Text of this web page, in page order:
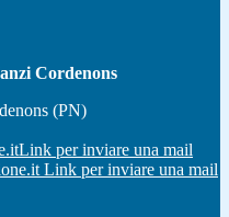
Cordenons
(PN)
Link per inviare una mail
Link per inviare una mail